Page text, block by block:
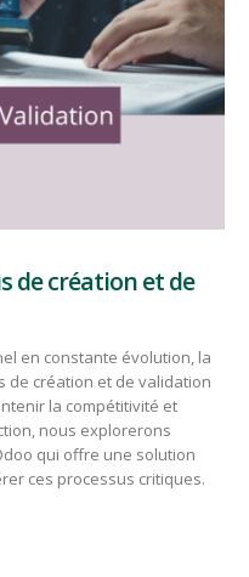
de création et de
en constante évolution, la
de création et de validation
la compétitivité et
nous explorerons
qui offre une solution
ces processus critiques.